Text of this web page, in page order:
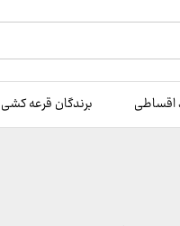
اقساطی برندگان قرعه